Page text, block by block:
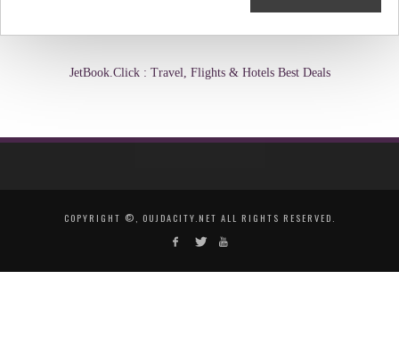
JetBook.Click : Travel, Flights & Hotels Best Deals
COPYRIGHT ©, OUJDACITY.NET ALL RIGHTS RESERVED.